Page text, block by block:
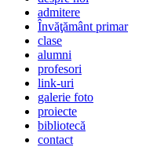
admitere
Învăţământ primar
clase
alumni
profesori
link-uri
galerie foto
proiecte
bibliotecă
contact